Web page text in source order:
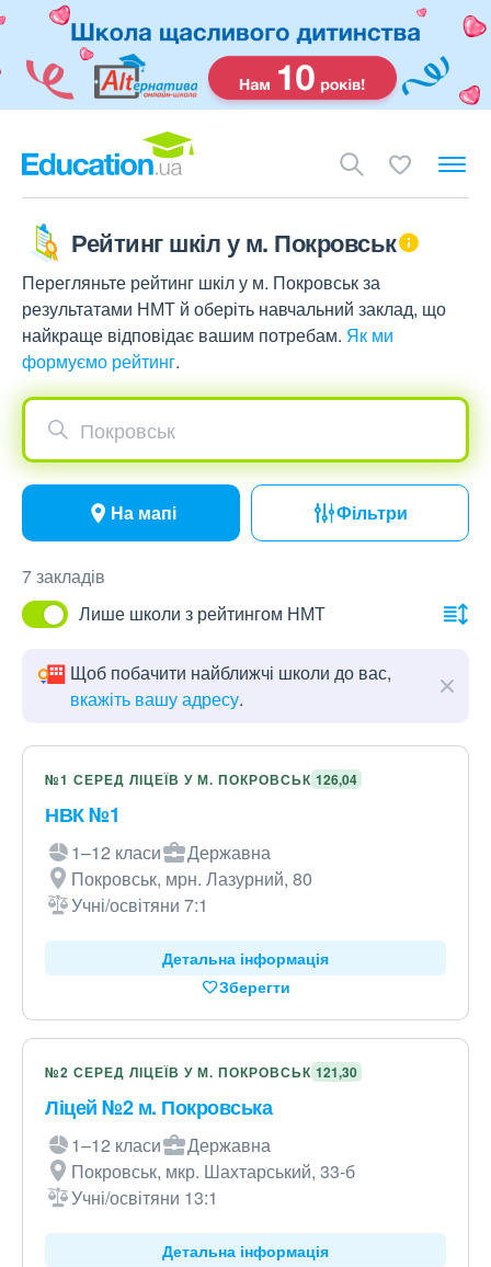
Рейтинг шкіл у м. Покровськ
Перегляньте рейтинг шкіл у м. Покровськ за
результатами НМТ й оберіть навчальний заклад, що
найкраще відповідає вашим потребам. Як ми
формуємо рейтинг.
Покровськ
На мапі Фільтри
7 закладів
Лише школи з рейтингом НМТ
Щоб побачити найближчі школи до вас,
вкажіть вашу адресу.
№1 СЕРЕД ЛІЦЕЇВ У М. ПОКРОВСЬК 126,04
НВК №1
1–12 класи
Державна
Покровськ, мрн. Лазурний, 80
Учні/освітяни 7:1
Детальна інформація
Зберегти
№2 СЕРЕД ЛІЦЕЇВ У М. ПОКРОВСЬК 121,30
Ліцей №2 м. Покровська
1–12 класи
Державна
Покровськ, мкр. Шахтарський, 33-б
Учні/освітяни 13:1
Детальна інформація